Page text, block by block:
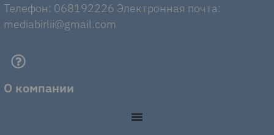
Телефон: 068192226 Электронная почта:
mediabirlii@gmail.com
О компании